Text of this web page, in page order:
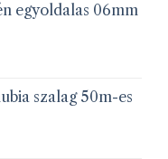
egyoldalas 06mm
szalag 50m-es